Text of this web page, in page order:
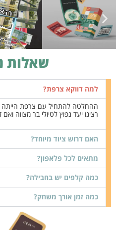
שאלות
למה דווקא צרפת?
ההחלטה להתחיל עם צרפת הייתה
רצינו יעד נפוץ לטיולי בר מצווה
האם דרוש ציוד מיוחד?
מתאים לכל פלאפון?
כמה קלפים יש בחבילה?
כמה זמן אורך משחק?